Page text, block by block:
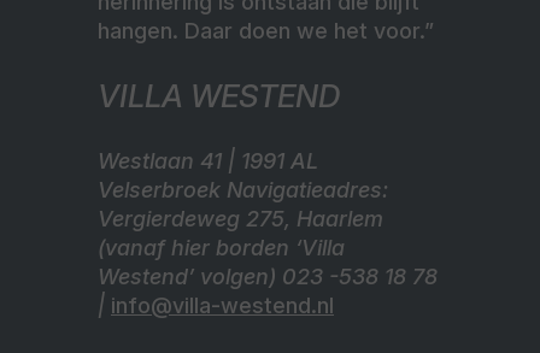
hangen. Daar doen we het voor.”
VILLA WESTEND
Westlaan 41 | 1991 AL
Velserbroek Navigatieadres:
Vergierdeweg 275, Haarlem
(vanaf hier borden ‘Villa
Westend’ volgen) 023 -538 18 78
| info@villa-westend.nl